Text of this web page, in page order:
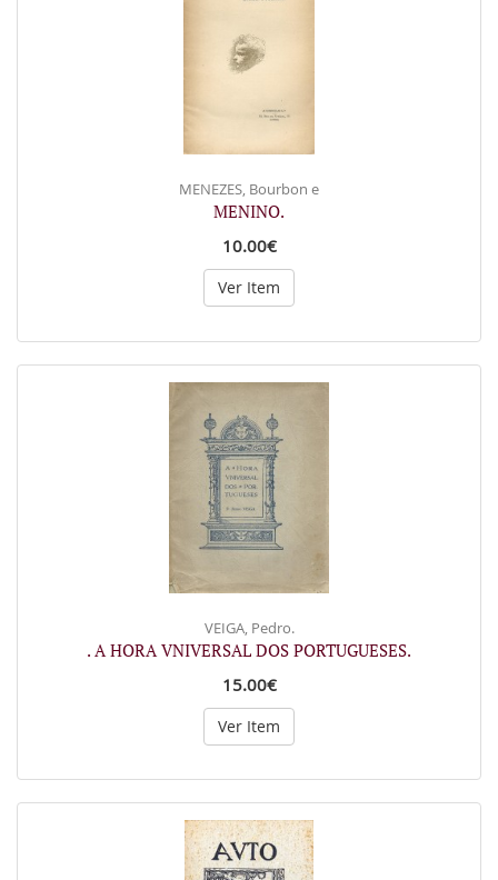
MENEZES, Bourbon e
MENINO.
10.00€
Ver Item
VEIGA, Pedro.
. A HORA VNIVERSAL DOS PORTUGUESES.
15.00€
Ver Item